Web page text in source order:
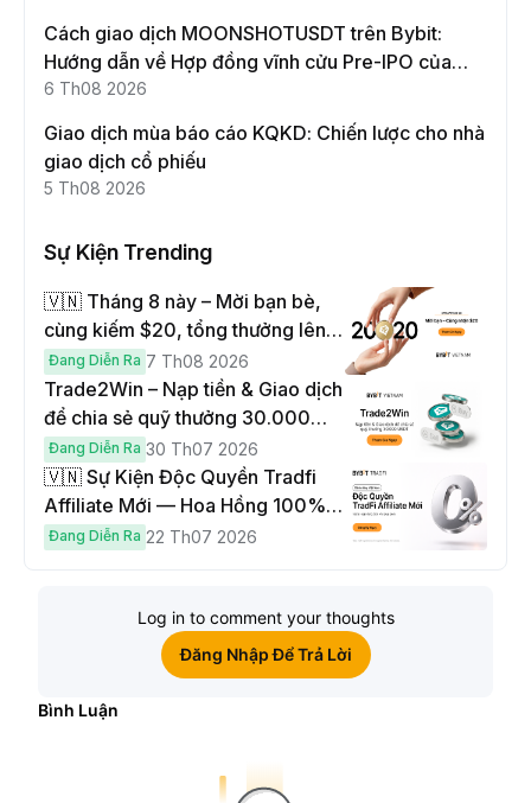
Cách giao dịch MOONSHOTUSDT trên Bybit:
Hướng dẫn về Hợp đồng vĩnh cửu Pre-IPO của
Moonshot AI
6 Th08 2026
Giao dịch mùa báo cáo KQKD: Chiến lược cho nhà
giao dịch cổ phiếu
5 Th08 2026
Sự Kiện Trending
🇻🇳 Tháng 8 này – Mời bạn bè,
cùng kiếm $20, tổng thưởng lên
đến $1,000
Đang Diễn Ra 7 Th08 2026
Trade2Win – Nạp tiền & Giao dịch
để chia sẻ quỹ thưởng 30.000
USDT
Đang Diễn Ra 30 Th07 2026
🇻🇳 Sự Kiện Độc Quyền Tradfi
Affiliate Mới — Hoa Hồng 100% &
Hoàn Phí Qua Đêm
Đang Diễn Ra 22 Th07 2026
Log in to comment your thoughts
Đăng Nhập Để Trả Lời
Bình Luận